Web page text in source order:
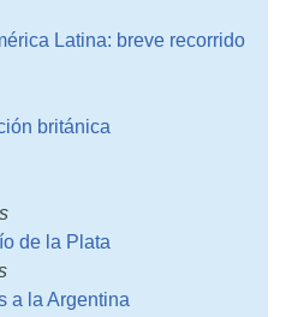
Latina: breve recorrido
británica
de la Plata
a la Argentina